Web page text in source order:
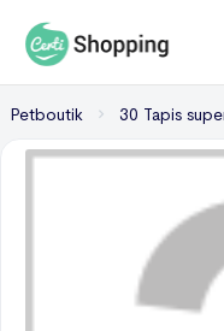
Petboutik 30 Tapis